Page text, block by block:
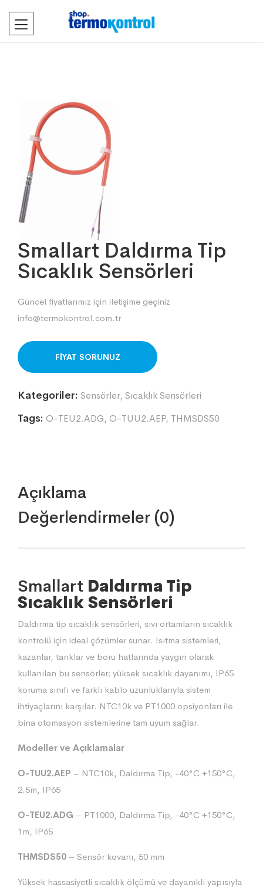
Smallart Daldırma Tip
Sıcaklık Sensörleri
Güncel fiyatlarımız için iletişime geçiniz
info@termokontrol.com.tr
ORDER ON WHATSAPP
Kategoriler: Sensörler, Sıcaklık Sensörleri
Tags: O-TEU2.ADG, O-TUU2.AEP, THMSDS50
Açıklama
Değerlendirmeler (0)
Smallart Daldırma Tip
Sıcaklık Sensörleri
Daldırma tip sıcaklık sensörleri, sıvı ortamların sıcaklık
kontrolü için ideal çözümler sunar. Isıtma sistemleri,
kazanlar, tanklar ve boru hatlarında yaygın olarak
kullanılan bu sensörler; yüksek sıcaklık dayanımı, IP65
koruma sınıfı ve farklı kablo uzunluklarıyla sistem
ihtiyaçlarını karşılar. NTC10k ve PT1000 opsiyonları ile
bina otomasyon sistemlerine tam uyum sağlar.
Modeller ve Açıklamalar
O-TUU2.AEP – NTC10k, Daldırma Tip, -40°C +150°C,
2.5m, IP65
O-TEU2.ADG – PT1000, Daldırma Tip, -40°C +150°C,
1m, IP65
THMSDS50 – Sensör kovanı, 50 mm
Yüksek hassasiyetli sıcaklık ölçümü ve dayanıklı yapısıyla